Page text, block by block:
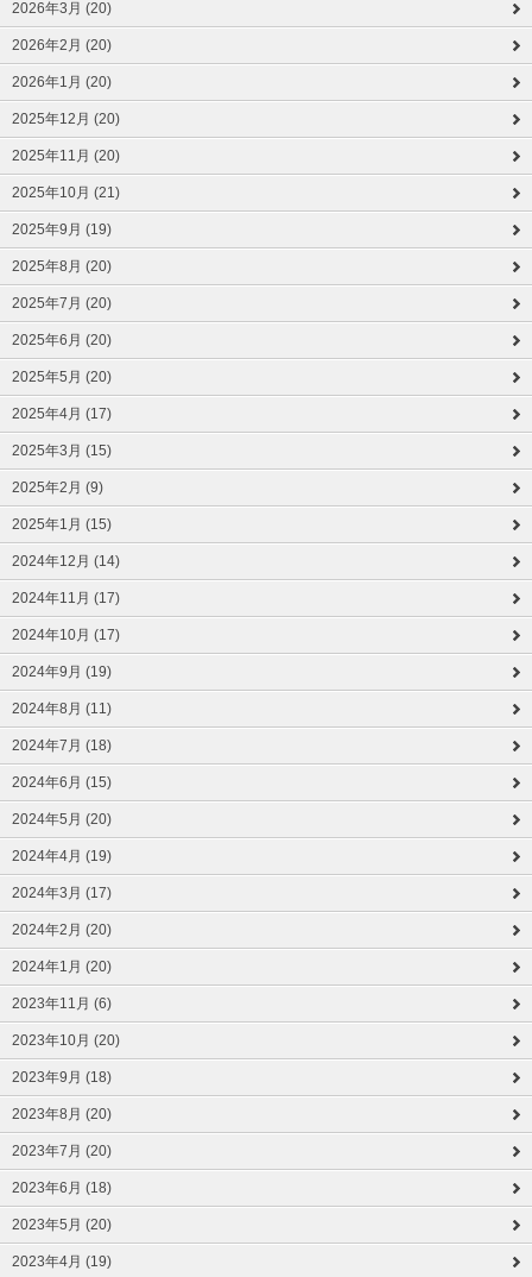
2026年3月 (20)
2026年2月 (20)
2026年1月 (20)
2025年12月 (20)
2025年11月 (20)
2025年10月 (21)
2025年9月 (19)
2025年8月 (20)
2025年7月 (20)
2025年6月 (20)
2025年5月 (20)
2025年4月 (17)
2025年3月 (15)
2025年2月 (9)
2025年1月 (15)
2024年12月 (14)
2024年11月 (17)
2024年10月 (17)
2024年9月 (19)
2024年8月 (11)
2024年7月 (18)
2024年6月 (15)
2024年5月 (20)
2024年4月 (19)
2024年3月 (17)
2024年2月 (20)
2024年1月 (20)
2023年11月 (6)
2023年10月 (20)
2023年9月 (18)
2023年8月 (20)
2023年7月 (20)
2023年6月 (18)
2023年5月 (20)
2023年4月 (19)